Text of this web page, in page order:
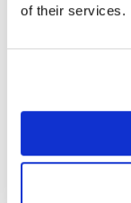
of their services.
Desidero